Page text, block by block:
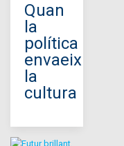
Quan
la
política
envaeix
la
cultura